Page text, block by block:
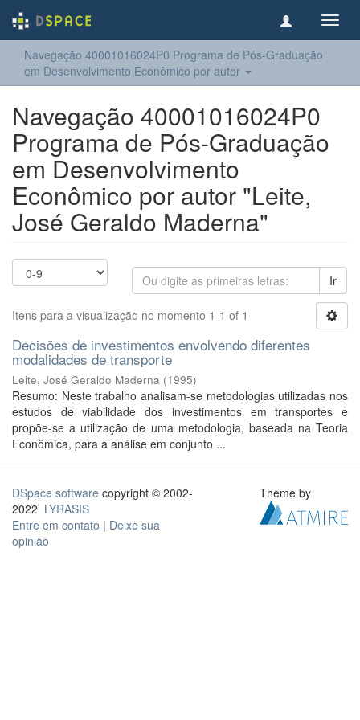
Navegação 40001016024P0 Programa de Pós-Graduação
em Desenvolvimento Econômico por autor
Navegação 40001016024P0
Programa de Pós-Graduação
em Desenvolvimento
Econômico por autor "Leite,
José Geraldo Maderna"
Ir
Itens para a visualização no momento 1-1 of 1
Decisões de investimentos envolvendo diferentes
modalidades de transporte
Leite, José Geraldo Maderna (1995)
Resumo: Neste trabalho analisam-se metodologias utilizadas nos
estudos de viabilidade dos investimentos em transportes e
propõe-se a utilização de uma metodologia, baseada na Teoria
Econômica, para a análise em conjunto ...
DSpace software copyright © 2002-
2022 LYRASIS
Entre em contato | Deixe sua
opinião
Theme by